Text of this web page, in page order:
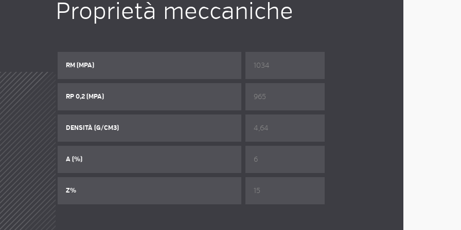
Proprietà meccaniche
RM (MPA) 1034
RP 0,2 (MPA) 965
DENSITÀ (G/CM3) 4,64
A (%) 6
Z% 15